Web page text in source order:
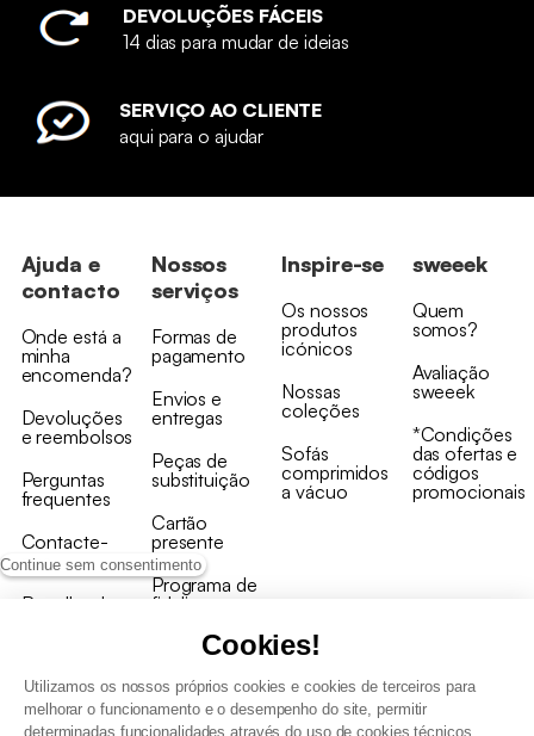
Continue sem consentimento
Cookies!
Utilizamos os nossos próprios cookies e cookies de terceiros para
melhorar o funcionamento e o desempenho do site, permitir
determinadas funcionalidades através do uso de cookies técnicos,
DEVOLUÇÕES FÁCEIS
14 dias para mudar de ideias
SERVIÇO AO CLIENTE
aqui para o ajudar
Ajuda e
contacto
Onde está a
minha
encomenda?
Devoluções
e reembolsos
Perguntas
frequentes
Contacte-
nos
Recolha de
Nossos
serviços
Formas de
pagamento
Envios e
entregas
Peças de
substituição
Cartão
presente
Programa de
fidelizaçao
Inspire-se
Os nossos
produtos
icónicos
Nossas
coleções
Sofás
comprimidos
a vácuo
sweeek
Quem
somos?
Avaliação
sweeek
*Condições
das ofertas e
códigos
promocionais